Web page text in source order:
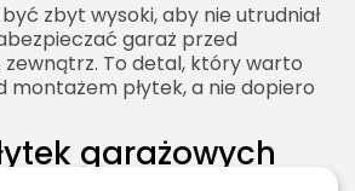
zbyt wysoki, aby nie utrudniał
garaż przed
zewnątrz. To detal, który warto
montażem płytek, a nie dopiero
garażowych